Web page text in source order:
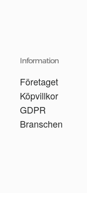
Information
Företaget
Köpvillkor
GDPR
Branschen